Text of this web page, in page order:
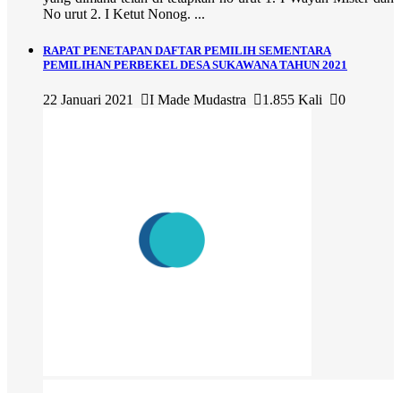
No urut 2. I Ketut Nonog. ...
RAPAT PENETAPAN DAFTAR PEMILIH SEMENTARA
PEMILIHAN PERBEKEL DESA SUKAWANA TAHUN 2021
22 Januari 2021 I Made Mudastra 1.855 Kali 0